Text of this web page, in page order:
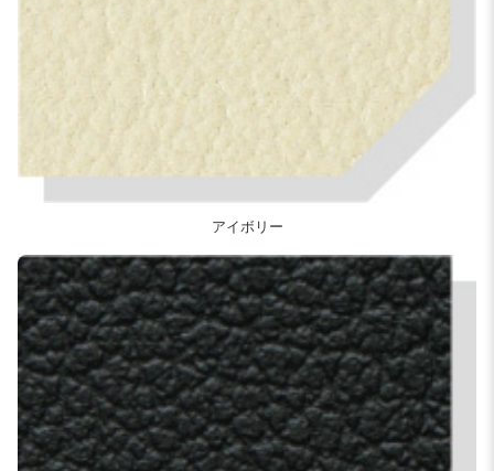
アイボリー